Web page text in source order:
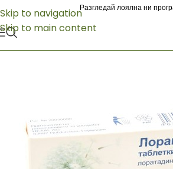
Skip to navigation
Skip to main content
Разгледай лоялна ни